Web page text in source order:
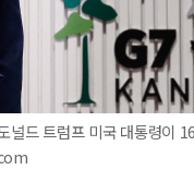
널드 트럼프 미국 대통령이